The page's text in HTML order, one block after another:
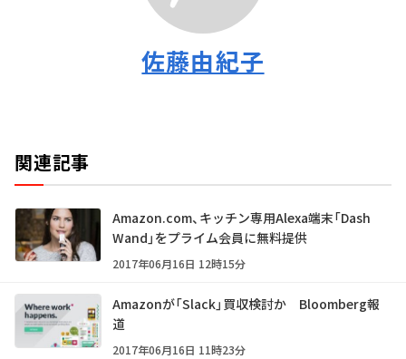
佐藤由紀子
関連記事
Amazon.com、キッチン専用Alexa端末「Dash
Wand」をプライム会員に無料提供
2017年06月16日 12時15分
Amazonが「Slack」買収検討か Bloomberg報
道
2017年06月16日 11時23分